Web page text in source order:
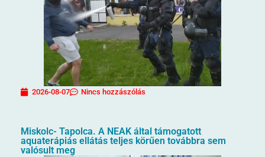
2026-08-07 Nincs hozzászólás
Miskolc- Tapolca. A NEAK által támogatott
aquaterápiás ellátás teljes körűen továbbra sem
valósult meg